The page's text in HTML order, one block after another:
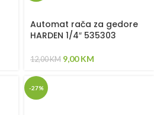
Automat rača za gedore
HARDEN 1/4″ 535303
12,00KM 9,00KM
-27%